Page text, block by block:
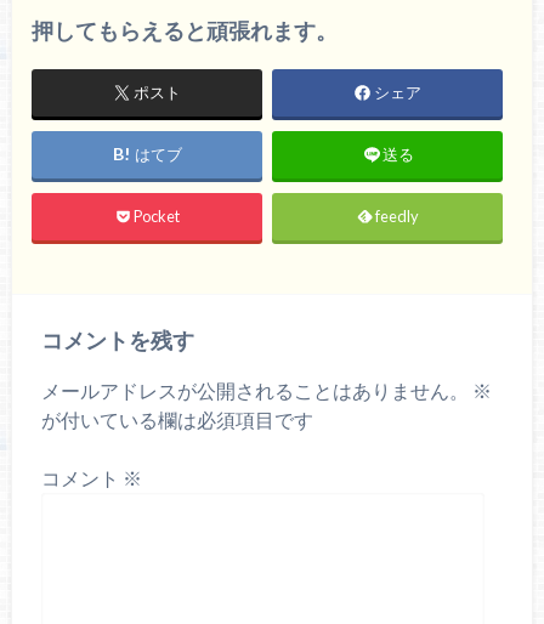
押してもらえると頑張れます。
ポスト シェア
はてブ 送る
Pocket feedly
コメントを残す
メールアドレスが公開されることはありません。
※
が付いている欄は必須項目です
コメント ※